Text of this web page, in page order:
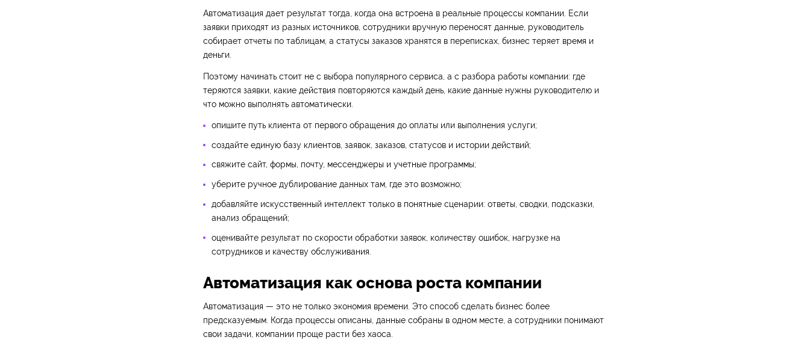
Автоматизация дает результат тогда, когда она встроена в реальные процессы компании. Если
заявки приходят из разных источников, сотрудники вручную переносят данные, руководитель
собирает отчеты по таблицам, а статусы заказов хранятся в переписках, бизнес теряет время и
деньги.
Поэтому начинать стоит не с выбора популярного сервиса, а с разбора работы компании: где
теряются заявки, какие действия повторяются каждый день, какие данные нужны руководителю и
что можно выполнять автоматически.
опишите путь клиента от первого обращения до оплаты или выполнения услуги;
создайте единую базу клиентов, заявок, заказов, статусов и истории действий;
свяжите сайт, формы, почту, мессенджеры и учетные программы;
уберите ручное дублирование данных там, где это возможно;
добавляйте искусственный интеллект только в понятные сценарии: ответы, сводки, подсказки,
анализ обращений;
оценивайте результат по скорости обработки заявок, количеству ошибок, нагрузке на
сотрудников и качеству обслуживания.
Автоматизация как основа роста компании
Автоматизация — это не только экономия времени. Это способ сделать бизнес более
предсказуемым. Когда процессы описаны, данные собраны в одном месте, а сотрудники понимают
свои задачи, компании проще расти без хаоса.